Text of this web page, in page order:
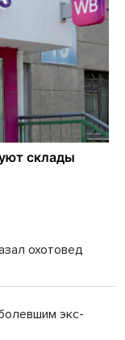
охотовед
экс-